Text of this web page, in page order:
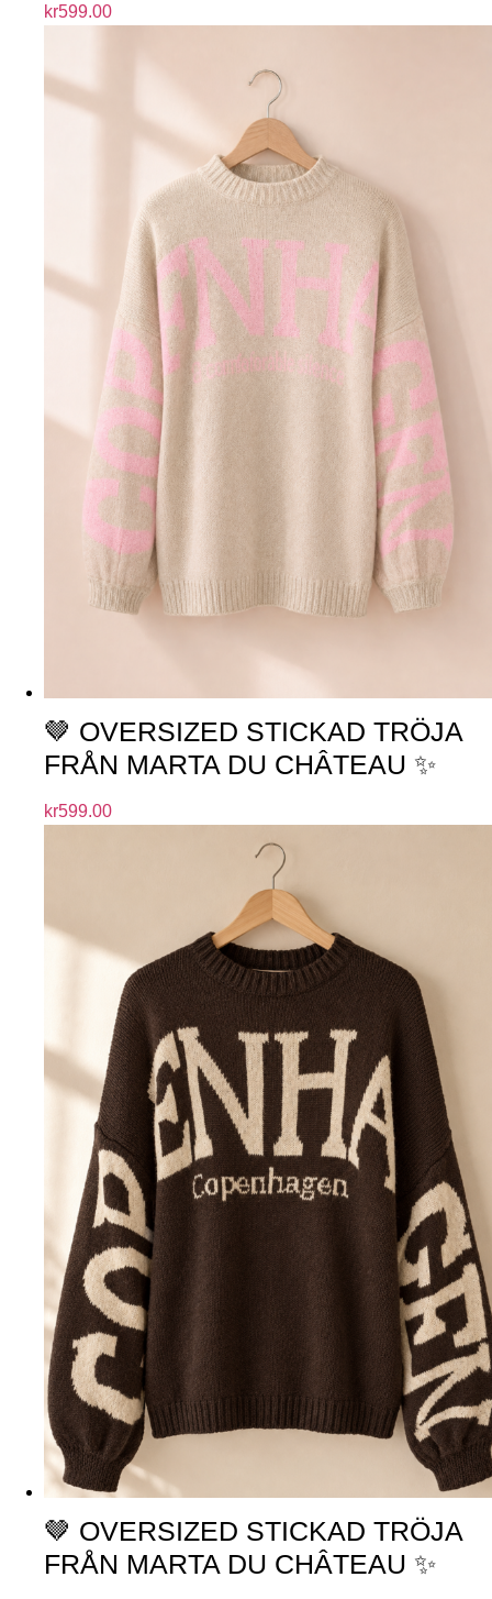
kr599.00
🤎 OVERSIZED STICKAD TRÖJA
FRÅN MARTA DU CHÂTEAU ✨
kr599.00
🤎 OVERSIZED STICKAD TRÖJA
FRÅN MARTA DU CHÂTEAU ✨